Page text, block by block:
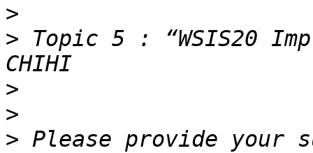
>
> Topic 5 : “WSIS20
>
>
> Please provide your